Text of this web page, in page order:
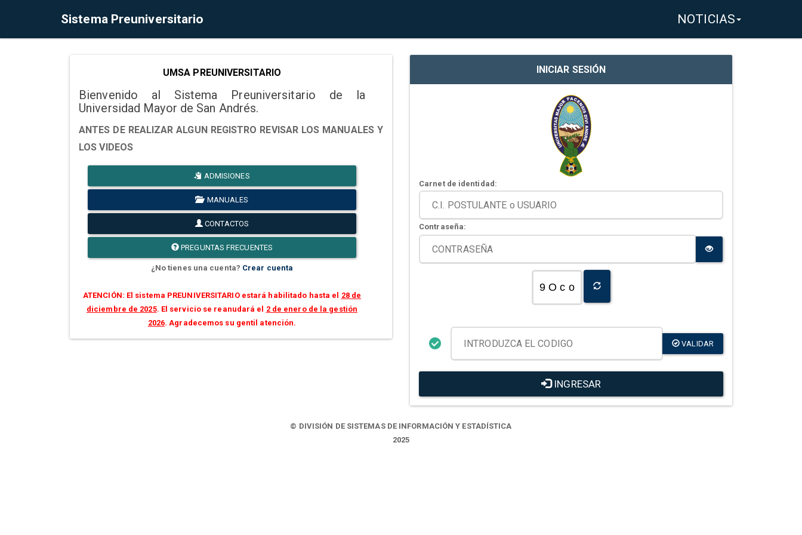
Sistema Preuniversitario NOTICIAS
UMSA PREUNIVERSITARIO
Bienvenido al Sistema Preuniversitario de la
Universidad Mayor de San Andrés.
ANTES DE REALIZAR ALGUN REGISTRO REVISAR LOS MANUALES Y
LOS VIDEOS
ADMISIONES
MANUALES
CONTACTOS
PREGUNTAS FRECUENTES
¿No tienes una cuenta? Crear cuenta
ATENCIÓN: El sistema PREUNIVERSITARIO estará habilitado hasta el 28 de
diciembre de 2025. El servicio se reanudará el 2 de enero de la gestión
2026. Agradecemos su gentil atención.
INICIAR SESIÓN
Carnet de identidad:
Contraseña:
9 O c o
VALIDAR
INGRESAR
© DIVISIÓN DE SISTEMAS DE INFORMACIÓN Y ESTADÍSTICA
2025